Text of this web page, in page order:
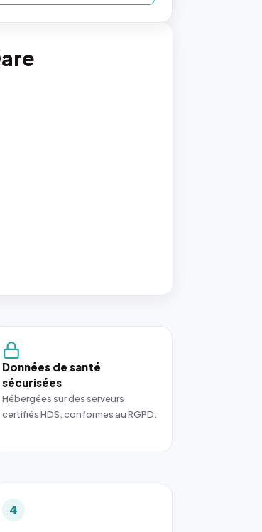
Données de santé
sécurisées
Hébergées sur des serveurs
certifiés HDS, conformes au RGPD.
4